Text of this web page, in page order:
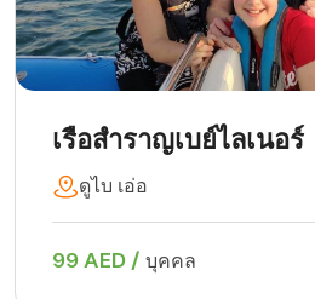
เรือสำราญเบย์ไลเนอร์
ดูไบ เอ่อ
99 AED / บุคคล